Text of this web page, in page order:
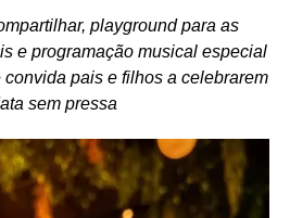
playground para as
e programação musical especial
pais e filhos a celebrarem
sem pressa